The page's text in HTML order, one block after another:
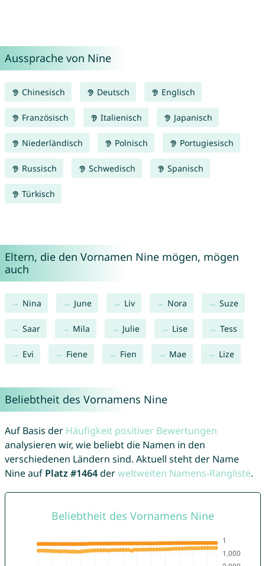
Aussprache von Nine
Chinesisch Deutsch Englisch
Französisch Italienisch Japanisch
Niederländisch Polnisch Portugiesisch
Russisch Schwedisch Spanisch
Türkisch
Eltern, die den Vornamen Nine mögen, mögen
auch
Nina June Liv Nora Suze
Saar Mila Julie Lise Tess
Evi Fiene Fien Mae Lize
Beliebtheit des Vornamens Nine
Auf Basis der Häufigkeit positiver Bewertungen
analysieren wir, wie beliebt die Namen in den
verschiedenen Ländern sind. Aktuell steht der Name
Nine auf Platz #1464derweltweiten Namens-Rangliste.